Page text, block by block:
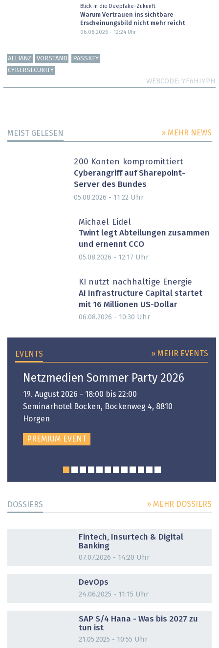
Blick in die Deepfake-Zukunft
Warum Vertrauen ins sichtbare
Erscheinungsbild nicht mehr reicht
06.08.2026 - 12:24Uhr
ALLIANZ VORSTAND
PASSKEY
CYBERSECURITY
WEBCODE YF6HIYPH
MEIST GELESEN » MEHR NEWS
200 Konten kompromittiert
Cyberangriff auf Sharepoint-
Server des Bundes
05.08.2026 - 11:22 Uhr
Michael Eidel
Twint legt Abteilungen zusammen
und ernennt CCO
05.08.2026 - 12:17 Uhr
KI nutzt nachhaltige Energie
AI Infrastructure Capital startet
mit 16 Millionen US-Dollar
06.08.2026 - 10:30 Uhr
EVENTS » MEHR EVENTS
Netzmedien Sommer Party 2026
19. August 2026 - 18:00 bis 22:00
Seminarhotel Bocken, Bockenweg 4, 8810
Horgen
PREMIUM EVENT
DOSSIERS » MEHR DOSSIERS
Fintech, Insurtech & Digital
Banking
07.07.2026 - 14:20 Uhr
DevOps
24.06.2025 - 11:15 Uhr
SAP S/4 Hana - Was bis 2027 zu
tun ist
21.05.2025 - 10:55 Uhr